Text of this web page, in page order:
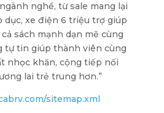
nghề, từ sale mang lại
dục, xe điện 6 triệu trợ giúp
sách mạnh dạn mẽ cùng
tự tin giúp thành viên cùng
nhọc khăn, cộng tiếp nối
lai trẻ trung hơn.”
sitemap.xml